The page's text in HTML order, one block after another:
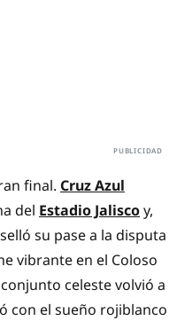
final. Cruz Azul
del Estadio Jaliscoy,
su pase a la disputa
vibrante en el Coloso
celeste volvió a
con el sueño rojiblanco